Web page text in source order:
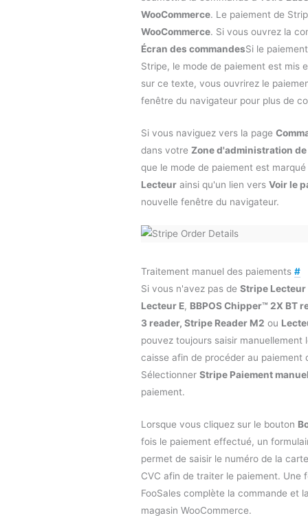
WooCommerce. Le paiement de
WooCommerce. Si vous ouvrez la
Écran des commandesSi le
Stripe, le mode de paiement est mis
sur ce texte, vous ouvrirez le
fenêtre du navigateur pour plus de
Si vous naviguez vers la page
dans votre Zone d'administration
que le mode de paiement est
Lecteur ainsi qu'un lien vers Voir le
nouvelle fenêtre du navigateur.
Traitement manuel des paiements #
Si vous n'avez pas de Stripe Lecteur
Lecteur E, BBPOS Chipper™ 2X BT
3 reader, Stripe Reader M2 ou
pouvez toujours saisir manuellement
caisse afin de procéder au paiement
Sélectionner Stripe Paiement
paiement.
Lorsque vous cliquez sur le bouton
fois le paiement effectué, un
permet de saisir le numéro de la
CVC afin de traiter le paiement. Une
FooSales complète la commande et
magasin WooCommerce.